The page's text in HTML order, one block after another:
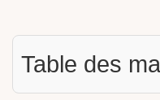
Table des